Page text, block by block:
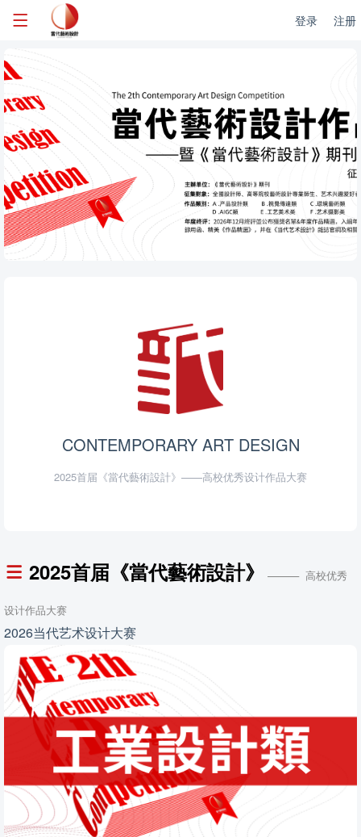
登录 注册
CONTEMPORARY ART DESIGN
2025首届《當代藝術設計》——高校优秀设计作品大赛
2025首届《當代藝術設計》 ——— 高校优秀
设计作品大赛
2026当代艺术设计大赛